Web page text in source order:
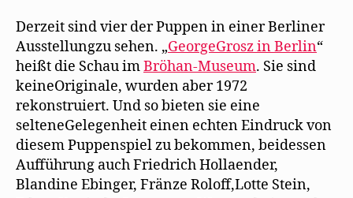
Derzeit sind vier der Puppen in einer Berliner
Ausstellungzu sehen. „GeorgeGrosz in Berlin“
heißt die Schau imBröhan-Museum. Sie sind
keineOriginale, wurden aber 1972
rekonstruiert. Und so bieten sie eine
selteneGelegenheit einen echten Eindruck von
diesem Puppenspiel zu bekommen, beidessen
Aufführung auch Friedrich Hollaender,
Blandine Ebinger, Fränze Roloff,Lotte Stein,